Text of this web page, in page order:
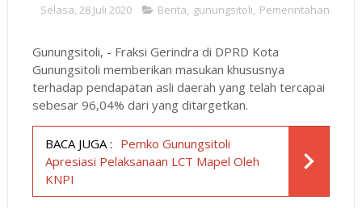
Selasa, 28 Juli 2020 Berita, gunungsitoli, Pemerintahan
Gunungsitoli, - Fraksi Gerindra di DPRD Kota
Gunungsitoli memberikan masukan khususnya
terhadap pendapatan asli daerah yang telah tercapai
sebesar 96,04% dari yang ditargetkan.
BACA JUGA : Pemko Gunungsitoli
Apresiasi Pelaksanaan LCT Mapel Oleh
KNPI